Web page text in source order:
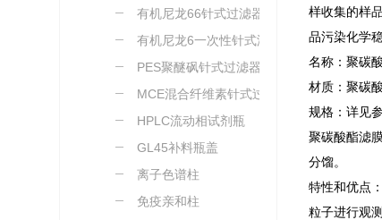
器
有机尼龙66针式过滤器
有机尼龙6一次性针式滤
器
PES聚醚砜针式过滤器
MCE混合纤维素针式过滤
器
HPLC流动相试剂瓶
GL45补料瓶盖
离子色谱柱
免疫亲和柱
样收集的样
品污染化学
名称：聚碳
材质：聚碳
规格：详见
聚碳酸酯滤
分馏。
特性和优点
粒子进行观